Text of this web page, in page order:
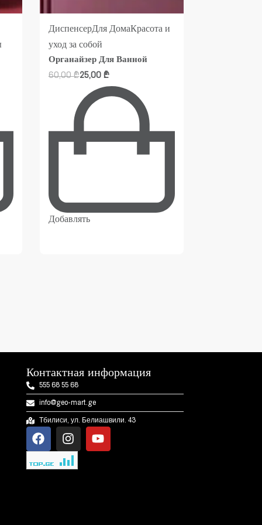
ДиспенсерДля ДомаКрасота и
уход за собой
Органайзер Для Ванной
60,00₾25,00 ₾
Добавлять
Контактная информация
555 68 55 68
info@geo-mart.ge
Тбилиси, ул. Белиашвили. 43